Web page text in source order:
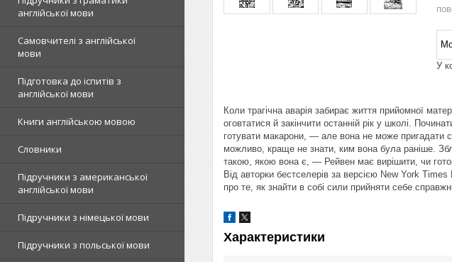
англійської мови
Самовчителі з англійської
мови
Підготовка до іспитів з
англійської мови
Книги англійською мовою
Словники
Підручники з американської
англійської мови
Підручники з німецької мови
Підручники з польської мови
У
Коли трагічна аварія забирає життя прийомної
оговтатися й закінчити останній рік у школі.
готувати макарони, — але вона не може пригадати
можливо, краще не знати, ким вона була раніше.
такою, якою вона є, — Рейвен має вирішити, чи
Від авторки бестселерів за версією New York
про те, як знайти в собі сили прийняти себе
Характеристики